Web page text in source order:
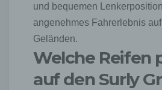
und bequemen
angenehmes Fahrerlebnis
Geländen.
Welche Reifen
auf den Surly